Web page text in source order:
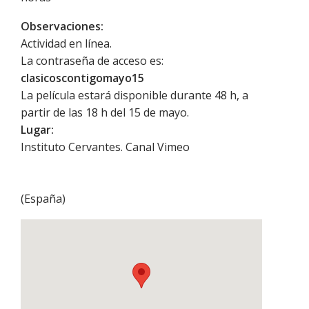
Observaciones:
Actividad en línea.
La contraseña de acceso es:
clasicoscontigomayo15
La película estará disponible durante 48 h, a
partir de las 18 h del 15 de mayo.
Lugar:
Instituto Cervantes. Canal Vimeo
(España)